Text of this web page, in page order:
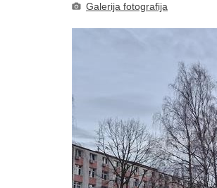
Galerija fotografija